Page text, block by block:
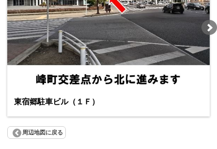
東宿郷駐車ビル（１Ｆ）
周辺地図に戻る